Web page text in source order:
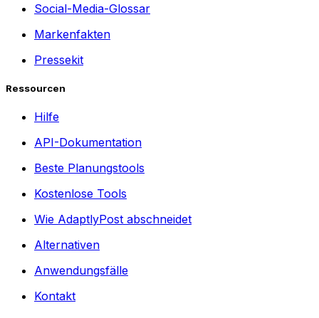
Social-Media-Glossar
Markenfakten
Pressekit
Ressourcen
Hilfe
API-Dokumentation
Beste Planungstools
Kostenlose Tools
Wie AdaptlyPost abschneidet
Alternativen
Anwendungsfälle
Kontakt